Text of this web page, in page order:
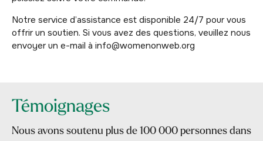
Notre service d’assistance est disponible 24/7 pour vous
offrir un soutien. Si vous avez des questions, veuillez nous
envoyer un e-mail à info@womenonweb.org
Témoignages
Nous avons soutenu plus de 100 000 personnes dans